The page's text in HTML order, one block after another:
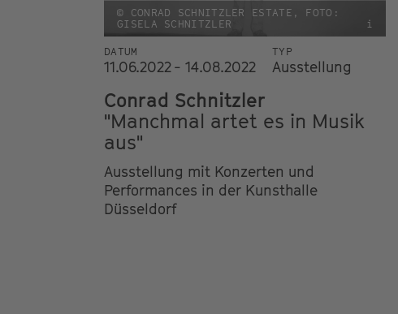
© CONRAD SCHNITZLER ESTATE, FOTO:
GISELA SCHNITZLER
i
DATUM
11.06.2022 - 14.08.2022
TYP
Ausstellung
Conrad Schnitzler
"Manchmal artet es in Musik
aus"
Ausstellung mit Konzerten und
Performances in der Kunsthalle
Düsseldorf